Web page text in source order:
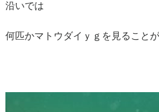
沿いでは
何匹かマトウダイｙｇを見ること